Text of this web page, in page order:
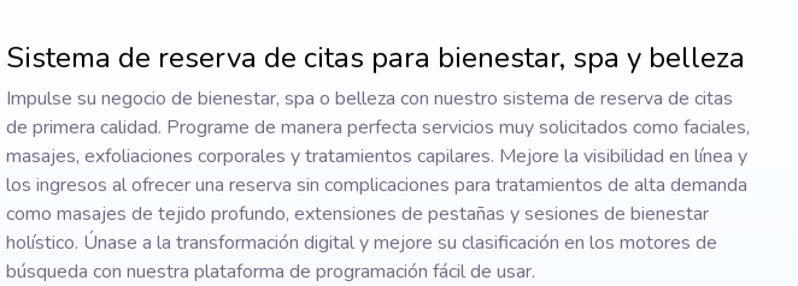
Sistema de reserva de citas para bienestar, spa y belleza
Impulse su negocio de bienestar, spa o belleza con nuestro sistema de reserva de citas
de primera calidad. Programe de manera perfecta servicios muy solicitados como faciales,
masajes, exfoliaciones corporales y tratamientos capilares. Mejore la visibilidad en línea y
los ingresos al ofrecer una reserva sin complicaciones para tratamientos de alta demanda
como masajes de tejido profundo, extensiones de pestañas y sesiones de bienestar
holístico. Únase a la transformación digital y mejore su clasificación en los motores de
búsqueda con nuestra plataforma de programación fácil de usar.